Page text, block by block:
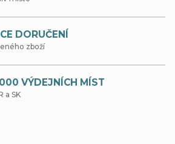
DORUČENÍ
zboží
VÝDEJNÍCH MÍST
a SK